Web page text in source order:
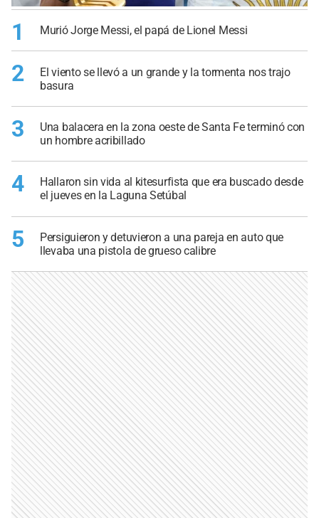
1 Murió Jorge Messi, el papá de Lionel Messi
2
El viento se llevó a un grande y la tormenta nos trajo
basura
3
Una balacera en la zona oeste de Santa Fe terminó con
un hombre acribillado
4
Hallaron sin vida al kitesurfista que era buscado desde
el jueves en la Laguna Setúbal
5
Persiguieron y detuvieron a una pareja en auto que
llevaba una pistola de grueso calibre